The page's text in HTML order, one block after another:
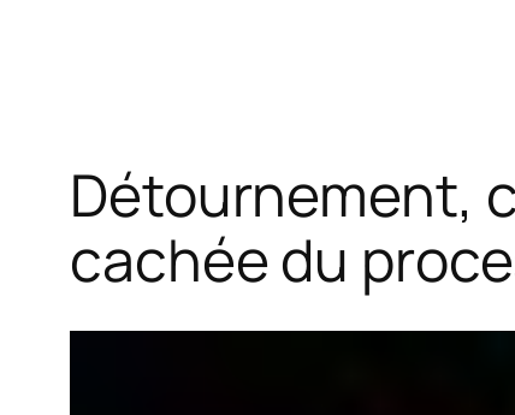
Détournement,
cachée du